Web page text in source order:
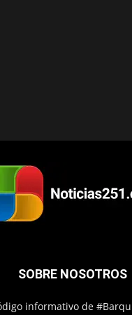
SOBRE NOSOTROS
informativo de